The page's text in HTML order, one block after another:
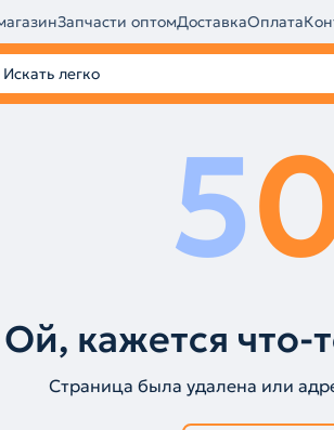
Запчасти оптомДоставкаОплата
5
Ой, кажется что-
Страница была удалена или